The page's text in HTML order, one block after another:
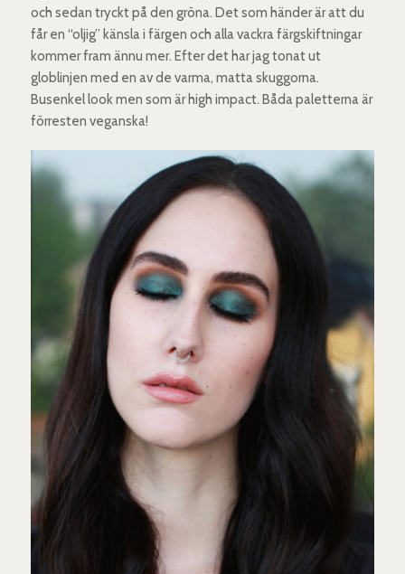
och sedan tryckt på den gröna. Det som händer är att du
får en “oljig” känsla i färgen och alla vackra färgskiftningar
kommer fram ännu mer. Efter det har jag tonat ut
globlinjen med en av de varma, matta skuggorna.
Busenkel look men som är high impact. Båda paletterna är
förresten veganska!